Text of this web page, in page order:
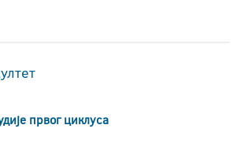
првог циклуса